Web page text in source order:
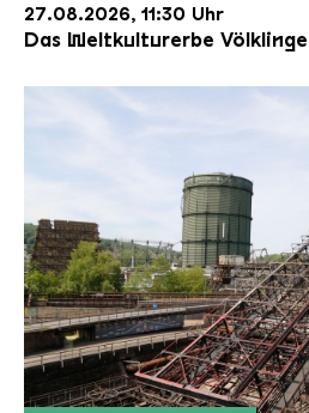
27.08.2026, 11:30 Uhr
Das Weltkulturerbe